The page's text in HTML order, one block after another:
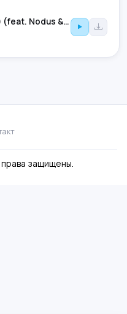
Dum Tak (Extended Mix) (feat. Nodus & Murmusica)
защищены.